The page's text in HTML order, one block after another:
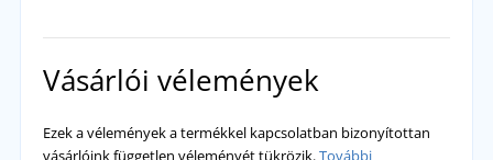
Vásárlói vélemények
Ezek a vélemények a termékkel kapcsolatban bizonyítottan
vásárlóink független véleményét tükrözik.További